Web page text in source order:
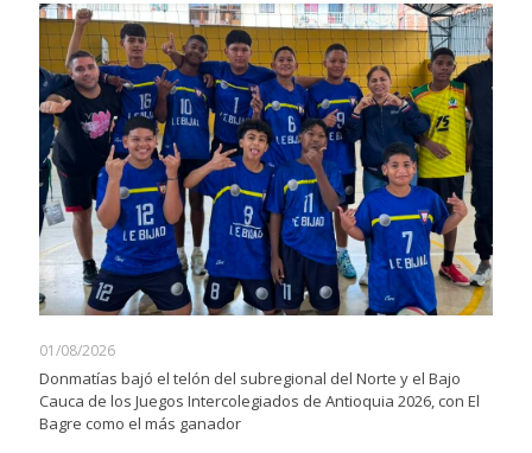
01/08/2026
Donmatías bajó el telón del subregional del Norte y el Bajo
Cauca de los Juegos Intercolegiados de Antioquia 2026, con El
Bagre como el más ganador